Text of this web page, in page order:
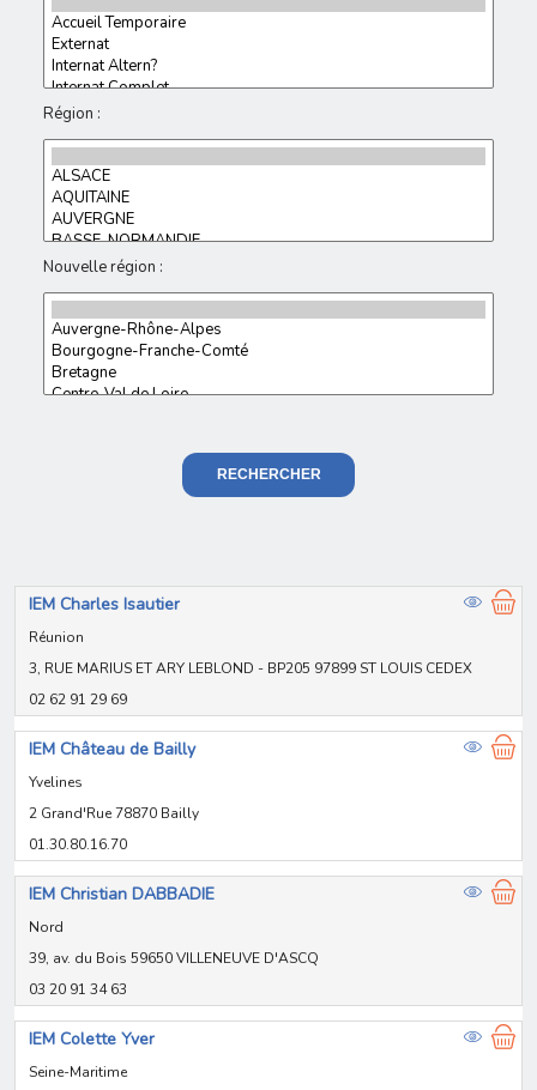
Région :
Nouvelle région :
RECHERCHER
IEM Charles Isautier
Réunion
3, RUE MARIUS ET ARY LEBLOND - BP205 97899 ST LOUIS CEDEX
02 62 91 29 69
IEM Château de Bailly
Yvelines
2 Grand'Rue 78870 Bailly
01.30.80.16.70
IEM Christian DABBADIE
Nord
39, av. du Bois 59650 VILLENEUVE D'ASCQ
03 20 91 34 63
IEM Colette Yver
Seine-Maritime